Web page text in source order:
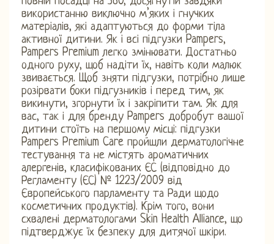
використанню виключно м’яких і гнучких
матеріалів, які адаптуються до форми тіла
активної дитини. Як і всі підгузки Pampers,
Pampers Premium легко змінювати. Достатньо
одного руху, щоб надіти їх, навіть коли малюк
звивається. Щоб зняти підгузки, потрібно лише
розірвати боки підгузників і перед тим, як
викинути, згорнути їх і закріпити там. Як для
вас, так і для бренду Pampers добробут вашої
дитини стоїть на першому місці: підгузки
Pampers Premium Care пройшли дерматологічне
тестування та не містять ароматичних
алергенів, класифікованих ЄС (відповідно до
Регламенту (ЄС) № 1223/2009 від
Європейського парламенту та Ради щодо
косметичних продуктів). Крім того, вони
схвалені дерматологами Skin Health Alliance, що
підтверджує їх безпеку для дитячої шкіри.